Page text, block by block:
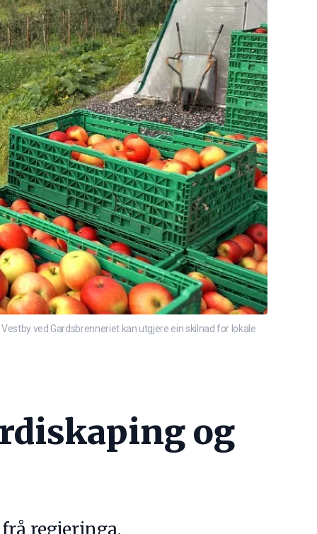
ved Gardsbrenneriet kan utgjere ein skilnad for lokale
og
regjeringa.